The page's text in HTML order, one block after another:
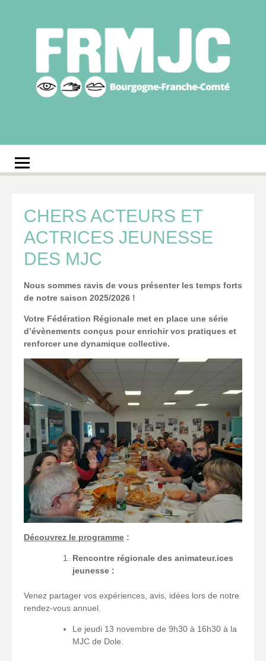
régionale des MJC
Bourgogne-Franche-
CHERS ACTEURS ET
ACTRICES JEUNESSE
DES MJC
Nous sommes ravis de vous présenter les temps forts
de notre saison 2025/2026 !
Votre Fédération Régionale met en place une série
d’évènements conçus pour enrichir vos pratiques et
renforcer une dynamique collective.
Découvrez le programme :
Rencontre régionale des animateur.ices
jeunesse :
Venez partager vos expériences, avis, idées lors de notre
rendez-vous annuel.
Le jeudi 13 novembre de 9h30 à 16h30 à la
MJC de Dole.